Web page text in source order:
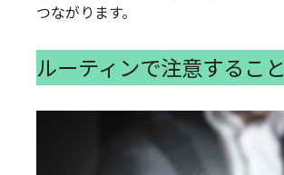
つながります。
ルーティンで注意すること